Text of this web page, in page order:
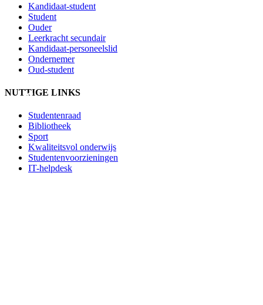
Sport.
Kandidaat-student
Student
Ouder
Leerkracht secundair
Kandidaat-personeelslid
Ondernemer
Oud-student
NUTTIGE LINKS
Studentenraad
Bibliotheek
Sport
Kwaliteitsvol onderwijs
Studentenvoorzieningen
IT-helpdesk